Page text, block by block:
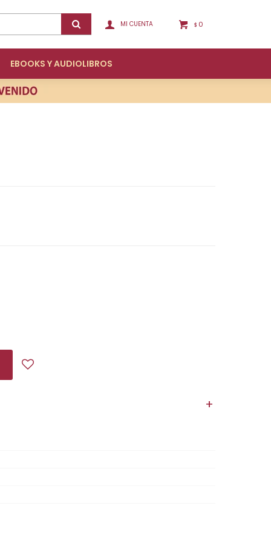
EBOOKS Y AUDIOLIBROS
$ 0